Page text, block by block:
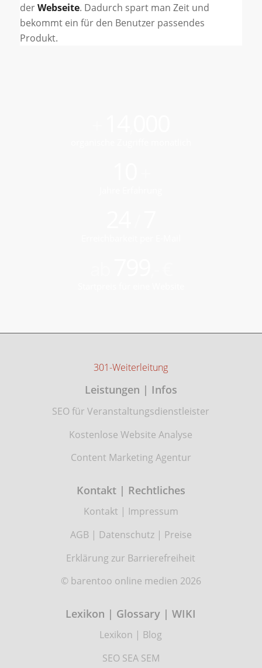
derWebseite. Dadurch spart man Zeit und
bekommt ein für den Benutzer passendes
Produkt.
301-Weiterleitung
Leistungen | Infos
SEO für Veranstaltungsdienstleister
Kostenlose Website Analyse
Content Marketing Agentur
Kontakt | Rechtliches
Kontakt | Impressum
AGB| Datenschutz| Preise
Erklärung zur Barrierefreiheit
© barentoo online medien 2026
Lexikon | Glossary | WIKI
Lexikon | Blog
SEO SEA SEM